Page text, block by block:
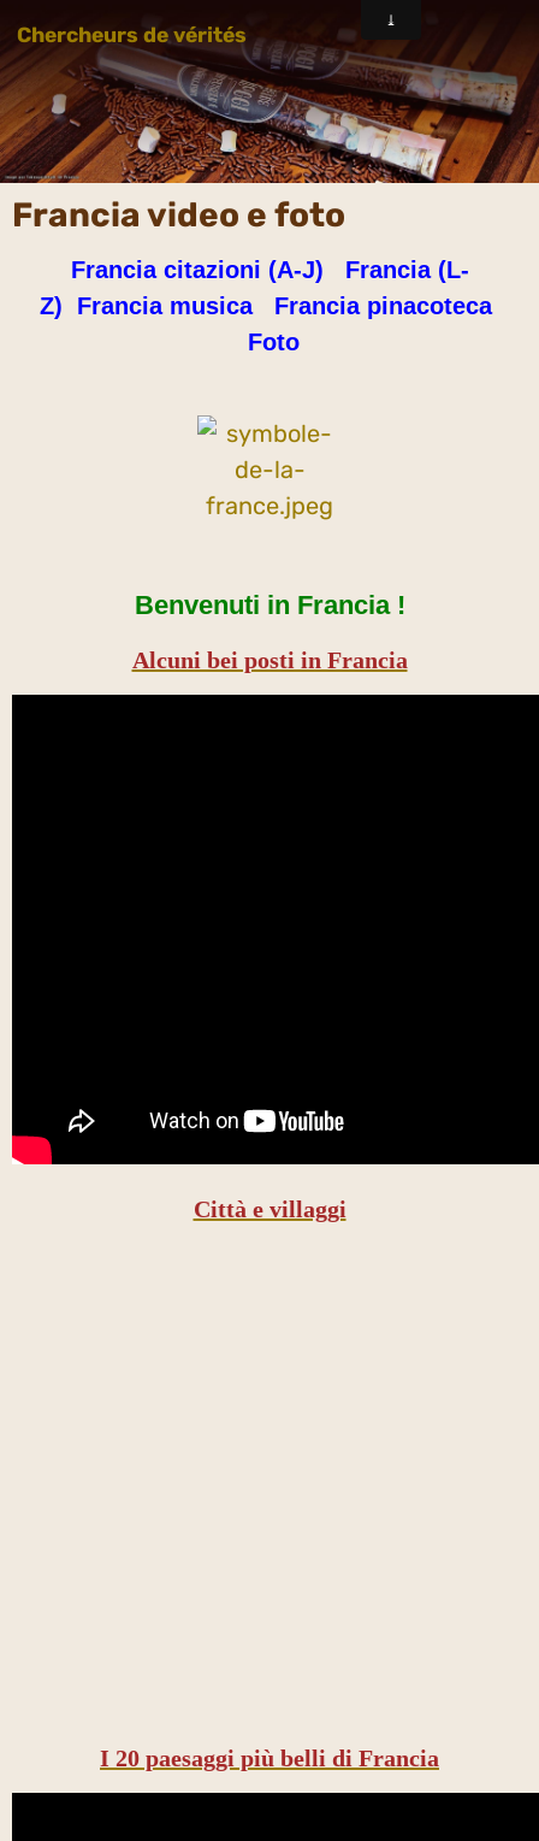
Chercheurs de vérités
Francia video e foto
Francia citazioni (A-J)
Francia (L-
Z)
Francia musica
Francia pinacoteca
Foto
Benvenuti in Francia !
Alcuni bei posti in Francia
Città e villaggi
I 20 paesaggi più belli di Francia